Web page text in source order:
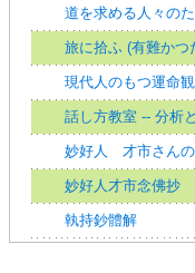
道を求める人々の
旅に拾ふ (有難かつ
現代人のもつ運命観
話し方教室 -- 分析
妙好人 才市さん
妙好人才市念佛抄
執持鈔體解